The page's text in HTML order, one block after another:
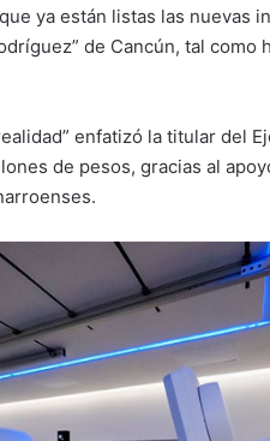
ya están listas las nuevas
de Cancún, tal
enfatizó la titular del
de pesos, gracias al